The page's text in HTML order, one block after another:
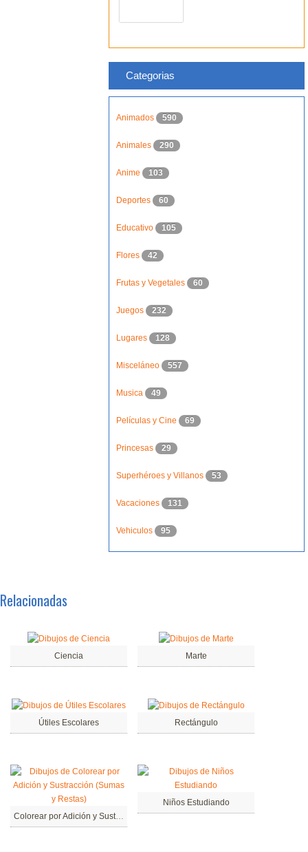
Categorias
Animados 590
Animales 290
Anime 103
Deportes 60
Educativo 105
Flores 42
Frutas y Vegetales 60
Juegos 232
Lugares 128
Misceláneo 557
Musica 49
Películas y Cine 69
Princesas 29
Superhéroes y Villanos 53
Vacaciones 131
Vehiculos 95
Relacionadas
Ciencia Marte
Útiles Escolares Rectángulo
Niños Estudiando